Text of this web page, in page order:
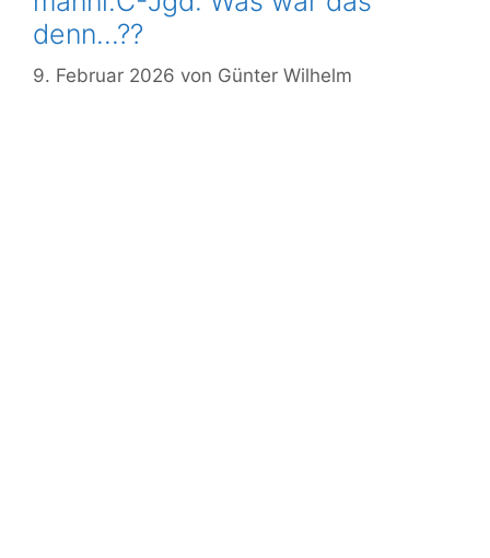
Mitglied
werden
denn…??
9. Februar 2026 von Günter Wilhelm